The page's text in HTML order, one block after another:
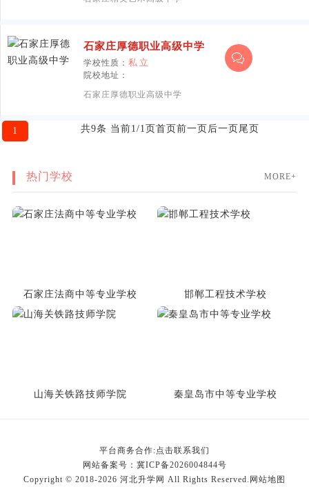
石家庄厚德职业高级中学
学校性质： 私立
院校地址：
石家庄厚德职业高级中学
共9条 当前1/1页首页前一页
1 后一页 尾页
热门学校 MORE+
石家庄法商中等专业学校 邯郸工程技术学校
山海关铁路技师学院 秦皇岛市中等专业学校
平台商务合作:点击联系我们
网站备案号： 冀ICP备2026004844号
Copyright © 2018-2026 河北升学网 All Rights Reserved. 网站地图